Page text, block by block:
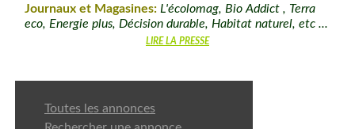
Journaux et Magasines: L'écolomag, Bio Addict , Terra
eco, Energie plus, Décision durable, Habitat naturel, etc ...
LIRE LA PRESSE
Toutes les annonces